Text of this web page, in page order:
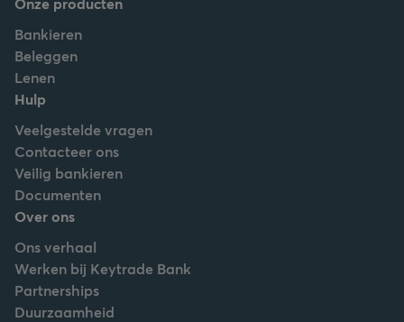
Bankieren
Beleggen
Lenen
Hulp
Veelgestelde vragen
Contacteer ons
Veilig bankieren
Documenten
Over ons
Ons verhaal
Werken bij Keytrade Bank
Partnerships
Duurzaamheid